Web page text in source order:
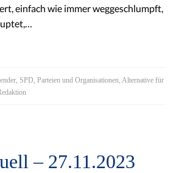
einfach wie immer weggeschlumpft,
, SPD, Parteien und Organisationen, Alternative für
– 27.11.2023